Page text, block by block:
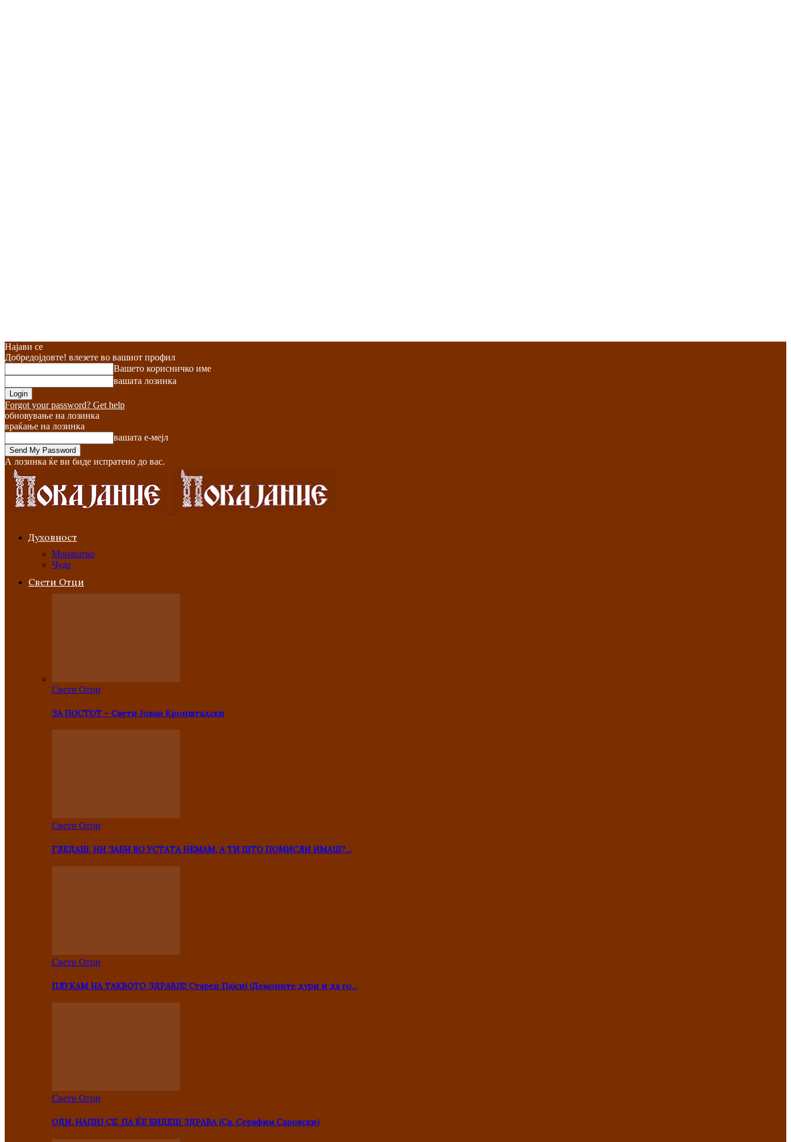
Најави се
Добредојдовте! влезете во вашиот профил
Вашето корисничко име
вашата лозинка
Forgot your password? Get help
обновување на лозинка
враќање на лозинка
вашата е-мејл
А лозинка ќе ви биде испратено до вас.
Духовност
Монаштво
Чуда
Свети Отци
Свети Отци
ЗА ПОСТОТ – Свети Јован Кронштадски
Свети Отци
ГЛЕДАШ, НИ ЗАБИ ВО УСТАТА НЕМАМ, А ТИ ШТО ПОМИСЛИ ИМАШ?…
Свети Отци
ПЛУКАМ НА ТАКВОТО ЗДРАВЈЕ! Старец Пајсиј (Демоните дури и да го…
Свети Отци
ОДИ, НАПИЈ СЕ, ПА ЌЕ БИДЕШ ЗДРАВА (Св. Серафим Саровски)